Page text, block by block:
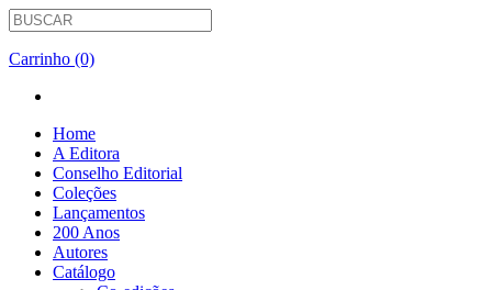
Carrinho (0)
Home
A Editora
Conselho Editorial
Coleções
Lançamentos
200 Anos
Autores
Catálogo